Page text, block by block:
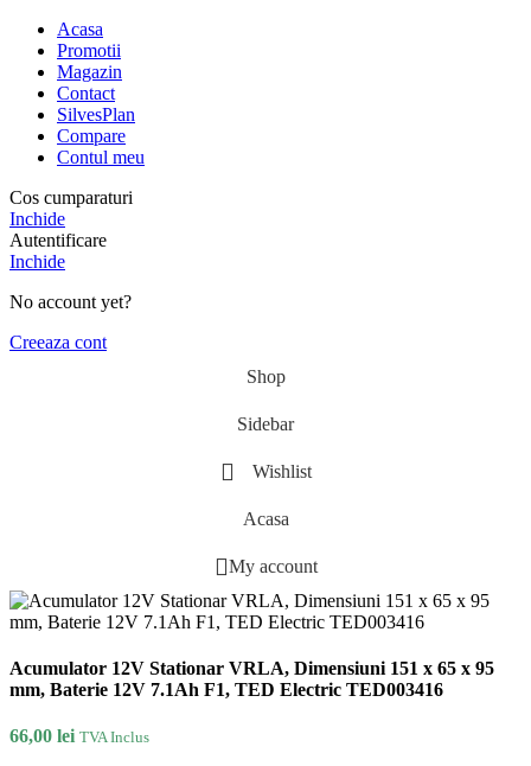
Acasa
Promotii
Magazin
Contact
SilvesPlan
Compare
Contul meu
Cos cumparaturi
Inchide
Autentificare
Inchide
No account yet?
Creeaza cont
Shop
Sidebar
Wishlist
Acasa
My account
Acumulator 12V Stationar VRLA, Dimensiuni 151 x 65 x 95
mm, Baterie 12V 7.1Ah F1, TED Electric TED003416
66,00 lei TVA Inclus